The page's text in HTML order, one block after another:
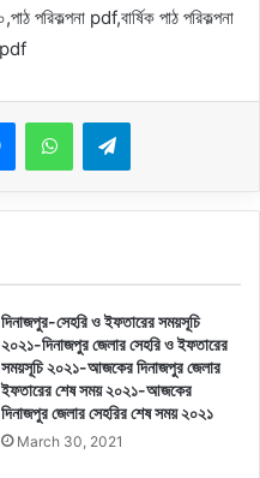
পরিকল্পনা pdf,বার্ষিক পাঠ পরিকল্পনা
MessengerWhatsAppTelegram
দিনাজপুর-সেহরি ও ইফতারের সময়সূচি
২০২১-দিনাজপুর জেলার সেহরি ও ইফতারের
সময়সূচি ২০২১-আজকের দিনাজপুর জেলার
ইফতারের শেষ সময় ২০২১-আজকের
দিনাজপুর জেলার সেহরির শেষ সময় ২০২১
March 30, 2021